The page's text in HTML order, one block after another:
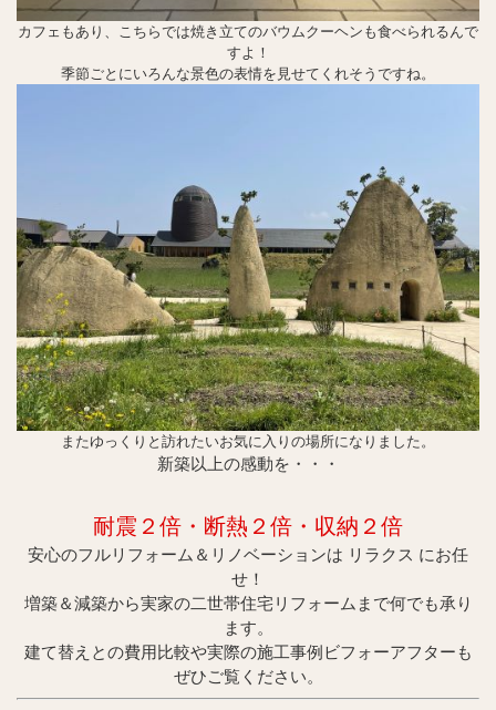
カフェもあり、こちらでは焼き立てのバウムクーヘンも食べられるんで
すよ！
季節ごとにいろんな景色の表情を見せてくれそうですね。
またゆっくりと訪れたいお気に入りの場所になりました。
新築以上の感動を・・・
耐震２倍・断熱２倍・収納２倍
安心のフルリフォーム＆リノベーションは リラクス にお任
せ！
増築＆減築から実家の二世帯住宅リフォームまで何でも承り
ます。
建て替えとの費用比較や実際の施工事例ビフォーアフターも
ぜひご覧ください。